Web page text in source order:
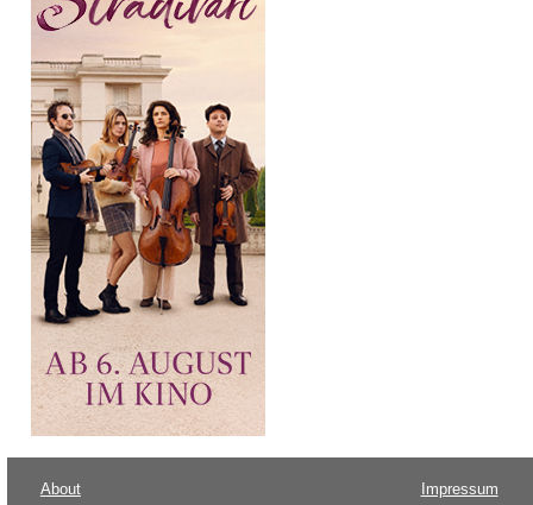
About Impressum